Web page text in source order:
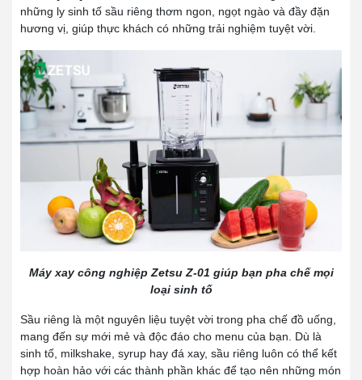
những ly sinh tố sầu riêng thơm ngon, ngọt ngào và đầy đặn
hương vị, giúp thực khách có những trải nghiệm tuyệt vời.
Máy xay công nghiệp Zetsu Z-01 giúp bạn pha chế mọi
loại sinh tố
Sầu riêng là một nguyên liệu tuyệt vời trong pha chế đồ uống,
mang đến sự mới mẻ và độc đáo cho menu của bạn. Dù là
sinh tố, milkshake, syrup hay đá xay, sầu riêng luôn có thể kết
hợp hoàn hảo với các thành phần khác để tạo nên những món